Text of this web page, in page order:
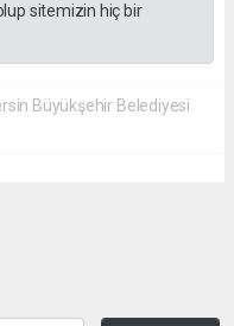
sitemizin hiç bir
Büyükşehir Belediyesi